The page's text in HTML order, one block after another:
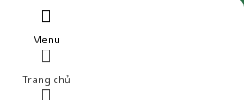
Menu
Trang chủ